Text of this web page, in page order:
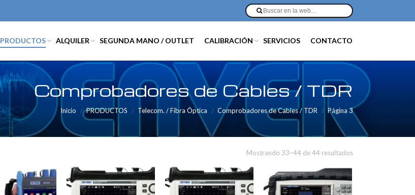
PRODUCTOS ALQUILER SEGUNDA MANO / OUTLET CALIBRACIÓN SERVICIOS CONTACTO
Comprobadores de Cables / TDR
Inicio PRODUCTOS Telecom. / Fibra Óptica Comprobadores de Cables / TDR Página 3
Mostrando 33–44 de 44 resultados